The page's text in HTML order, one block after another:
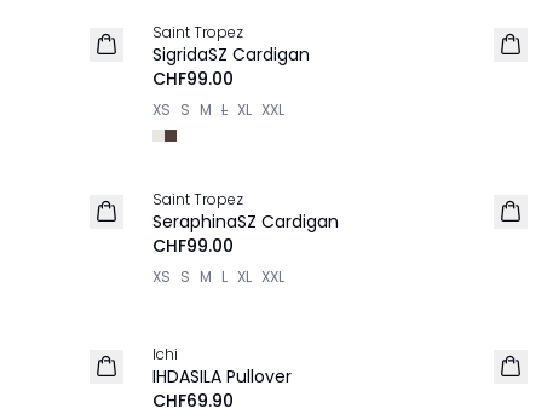
NEU
Saint Tropez
SigridaSZ Cardigan
CHF99.00
XS S M L XL XXL
NEU
Saint Tropez
SeraphinaSZ Cardigan
CHF99.00
XS S M L XL XXL
NEU
Ichi
IHDASILA Pullover
CHF69.90